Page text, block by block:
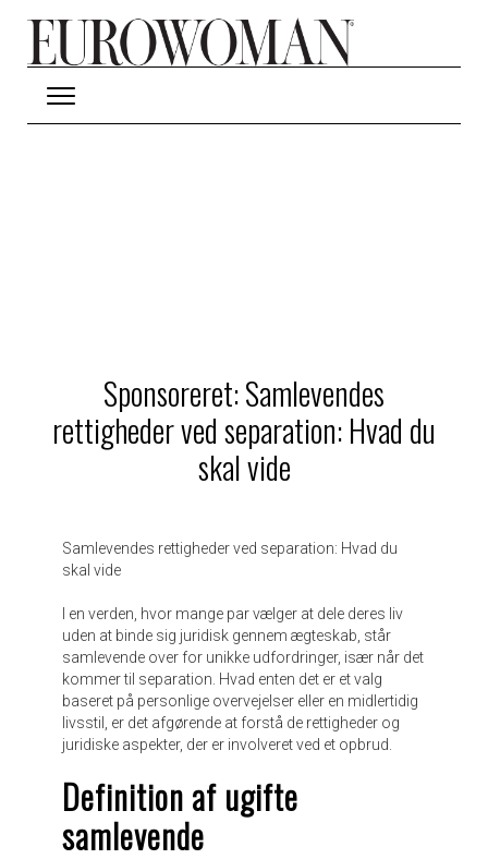
Sponsoreret: Samlevendes
rettigheder ved separation: Hvad du
skal vide
Samlevendes rettigheder ved separation: Hvad du
skal vide
I en verden, hvor mange par vælger at dele deres liv
uden at binde sig juridisk gennem ægteskab, står
samlevende over for unikke udfordringer, især når det
kommer til separation. Hvad enten det er et valg
baseret på personlige overvejelser eller en midlertidig
livsstil, er det afgørende at forstå de rettigheder og
juridiske aspekter, der er involveret ved et opbrud.
Definition af ugifte
samlevende